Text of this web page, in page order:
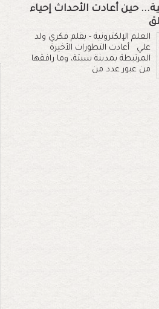
حين أعادت الأحداث إحياء
العلم الإلكترونية - بقلم فكري ولد
علي أعادت التطورات الأخيرة
المرتبطة بمدينة سبتة، وما رافقها
من عبور عدد من